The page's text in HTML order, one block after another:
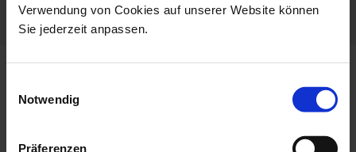
Verwendung von Cookies auf unserer Website können
Sie jederzeit anpassen.
Notwendig
Präferenzen
Germany
meissen mug collection